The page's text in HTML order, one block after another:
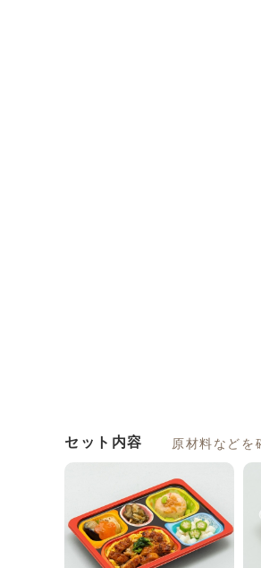
セット内容 原材料などを